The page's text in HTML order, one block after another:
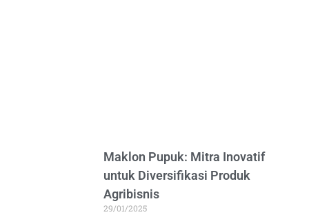
Maklon Pupuk: Mitra Inovatif
untuk Diversifikasi Produk
Agribisnis
29/01/2025